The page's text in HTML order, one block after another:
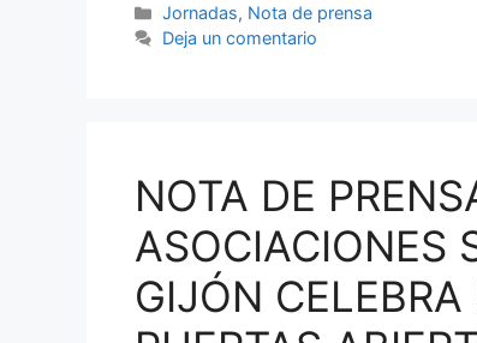
Categorías
Jornadas, Nota de prensa
Deja un comentario
NOTA DE
ASOCIACIONES
GIJÓN